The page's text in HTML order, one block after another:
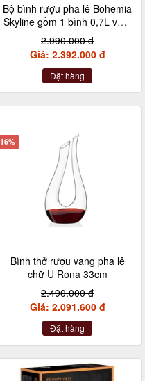
Bộ bình rượu pha lê Bohemia
Skyline gồm 1 bình 0,7L và 6
cốc dung tich 320ml
2.990.000 đ
Giá: 2.392.000 đ
Đặt hàng
Bình thở rượu vang pha lê
chữ U Rona 33cm
2.490.000 đ
Giá: 2.091.600 đ
Đặt hàng